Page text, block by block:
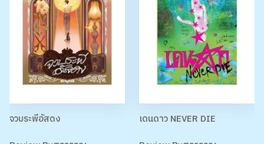
จวบระพีอัสดง
เดนดาว NEVER DIE